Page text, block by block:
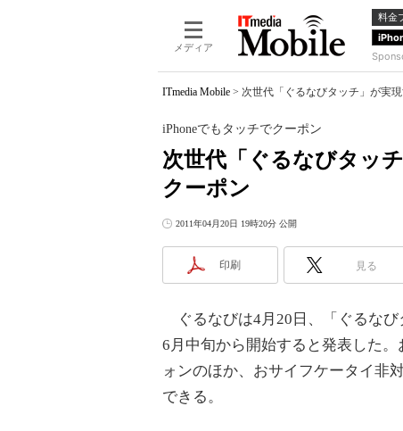
メディア
料金
ITmedia Mobile > 次世代「ぐるなびタッチ」が実
次世代「ぐるなびタッ
クーポン
iPhoneでもタッチでクーポン
2011年04月20日 19時20分 公開
印刷 見る
ぐるなびは4月20日、「ぐるなび
6月中旬から開始すると発表した
ォンのほか、おサイフケータイ非
できる。